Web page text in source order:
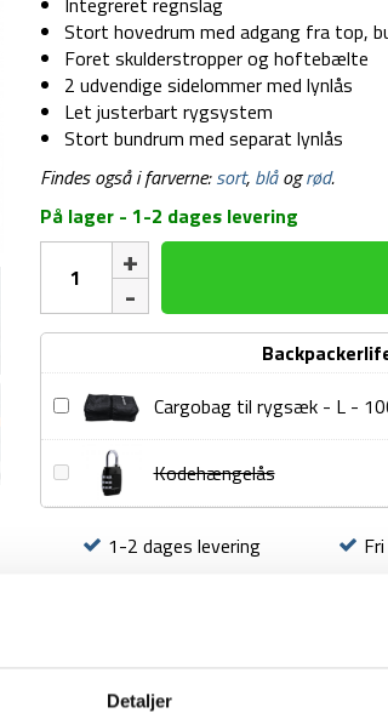
Detaljer
Stort hovedrum med adgang fra top,
Foret skulderstropper og hoftebælte
2 udvendige sidelommer med lynlås
Let justerbart rygsystem
Stort bundrum med separat lynlås
Findes også i farverne:sort, blåogrød.
På lager - 1-2 dages levering
rygsæk
-
66
Grøn
antal
Cargobag
til
rygsæk
-
L
Cargobag til rygsæk - L -
KodehængelåsKodehængelås
1-2 dages levering
BESKRIVELSE